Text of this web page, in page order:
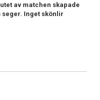
av matchen skapade
seger. Inget skönlir